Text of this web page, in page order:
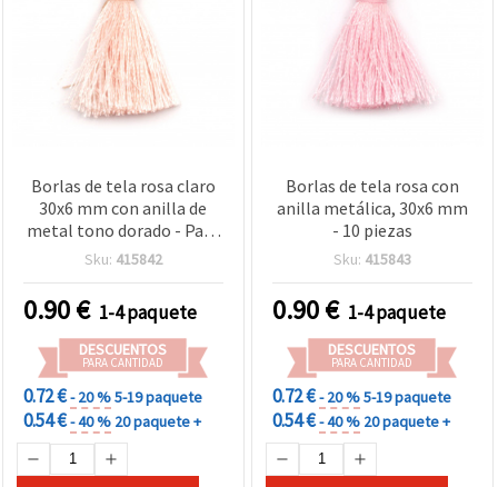
Borlas de tela rosa claro
30x6 mm con anilla de
metal tono dorado - Pack
de 10, mini colgantes
bisutería, llaveros y
manualidades DIY
Sku: 415842
0.90€ 1-4 paquete
DESCUENTOS
PARA CANTIDAD
0.72 €- 20 %5-19 paquete
0.54 €- 40 % 20 paquete +
Borlas de tela rosa con
anilla metálica, 30x6 mm
- 10 piezas
Sku: 415843
0.90€ 1-4 paquete
DESCUENTOS
PARA CANTIDAD
0.72 €- 20 %5-19 paquete
0.54 €- 40 % 20 paquete +